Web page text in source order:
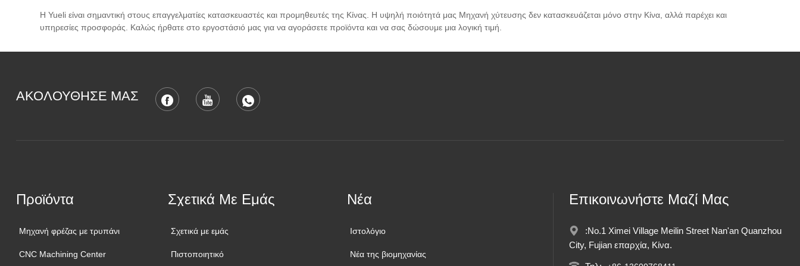
Η Yueli είναι σημαντική στους επαγγελματίες κατασκευαστές και προμηθευτές της Κίνας. Η υψηλή ποιότητά μας Μηχανή χύτευσης δεν κατασκευάζεται μόνο στην Κίνα, αλλά παρέχει και
υπηρεσίες προσφοράς. Καλώς ήρθατε στο εργοστάσιό μας για να αγοράσετε προϊόντα και να σας δώσουμε μια λογική τιμή.
ΑΚΟΛΟΥΘΗΣΕ ΜΑΣ
Προϊόντα
Μηχανή φρέζας με τρυπάνι
CNC Machining Center
Σχετικά Με Εμάς
Σχετικά με εμάς
Πιστοποιητικό
Νέα
Ιστολόγιο
Νέα της βιομηχανίας
Επικοινωνήστε Μαζί Μας
:No.1 Ximei Village Meilin Street Nan'an Quanzhou
City, Fujian επαρχία, Κίνα.